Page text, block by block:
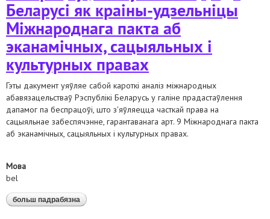
Беларусі як краіны-удзельніцы
Міжнароднага пакта аб
эканамічных, сацыяльных і
культурных правах
Гэты дакумент уяўляе сабой кароткі аналіз міжнародных
абавязацельстваў Рэспублікі Беларусь у галіне прадастаўлення
дапамог па беспрацоўі, што з'яўляецца часткай права на
сацыяльнае забеспячэнне, гарантаванага арт. 9 Міжнароднага пакта
аб эканамічных, сацыяльных і культурных правах.
Мова
bel
больш падрабязна аб аналітычная запіска па пытанні міжнародных
стандартаў у сферы прадастаўлення дапамогі па